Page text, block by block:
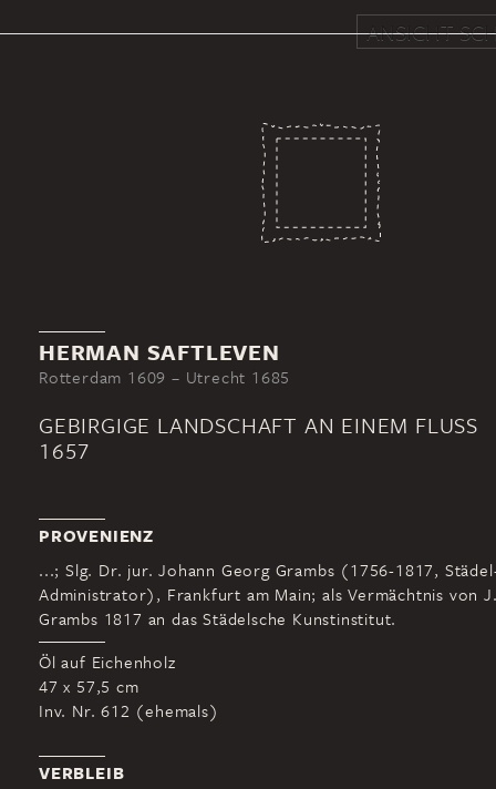
ANSICHT
HERMAN SAFTLEVEN
Rotterdam 1609 – Utrecht 1685
GEBIRGIGE LANDSCHAFT AN EINEM FLUSS
1657
PROVENIENZ
...; Slg. Dr. jur. Johann Georg Grambs (1756-1817,
Administrator), Frankfurt am Main; als Vermächtnis von
Grambs 1817 an das Städelsche Kunstinstitut.
Öl auf Eichenholz
47 x 57,5 cm
Inv. Nr. 612 (ehemals)
VERBLEIB